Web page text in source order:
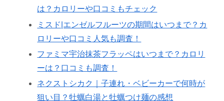
は？カロリーや口コミもチェック
ミスド|エンゼルフルーツの期間はいつまで？カ
ロリーや口コミ人気も調査！
ファミマ宇治抹茶フラッペはいつまで？カロリ
ーは？口コミも調査！
ネクストシカク｜子連れ・ベビーカーで何時が
狙い目？牡蠣白湯と牡蠣つけ麺の感想